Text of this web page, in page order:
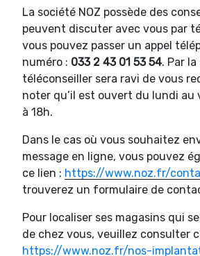
La société NOZ possède des
peuvent discuter avec vous par
vous pouvez passer un appel
numéro : 033 2 43 01 53 54. Par
téléconseiller sera ravi de vous
noter qu’il est ouvert du lundi au
à 18h.
Dans le cas où vous souhaitez
message en ligne, vous pouvez
ce lien : https://www.noz.fr/
trouverez un formulaire de
Pour localiser ses magasins qui
de chez vous, veuillez consulter
https://www.noz.fr/nos-